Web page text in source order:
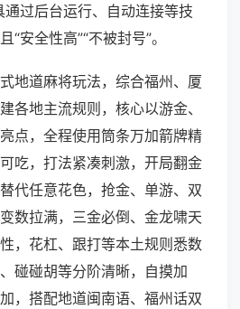
通过后台运行、自动连接等技
安全性高”“不被封号”。
地道麻将玩法，综合福州、厦
各地主流规则，核心以游金、
点，全程使用筒条万加箭牌精
吃，打法紧凑刺激，开局翻金
代任意花色，抢金、单游、双
数拉满，三金必倒、金龙啸天
，花杠、跟打等本土规则悉数
碰碰胡等分阶清晰，自摸加
，搭配地道闽南语、福州话双